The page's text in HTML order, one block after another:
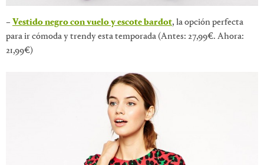
– Vestido negro con vuelo y escote bardot, la opción perfecta
para ir cómoda y trendy esta temporada (Antes: 27,99€. Ahora:
21,99€)